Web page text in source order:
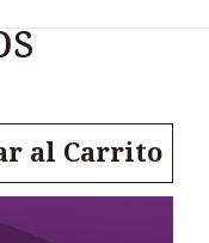
al Carrito